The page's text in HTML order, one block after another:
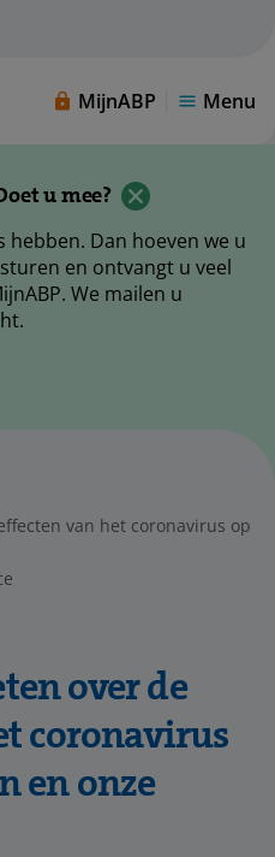
MijnABP Menu
u mee?
hebben. Dan hoeven we u
en ontvangt u veel
We mailen u
van het coronavirus op
over de
coronavirus
en onze